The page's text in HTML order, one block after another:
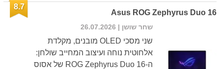
Asus ROG Zephyrus Duo 16
8.7
שחר שושן | 26.07.2026
שני מסכי OLED מובנים, מקלדת
אלחוטית נוחה ועיצוב המחייב שולחן:
ה-ROG Zephyrus Duo 16 של אסוס